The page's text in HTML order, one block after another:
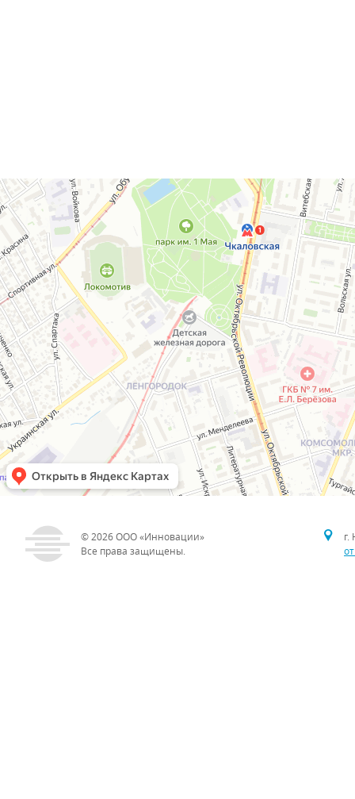
© 2026ООО «Инновации»
Все права защищены.